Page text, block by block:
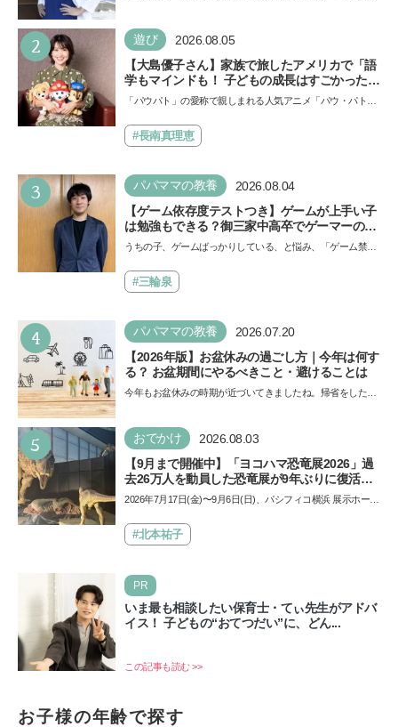
い…
2 遊び 2026.08.05
【大島優子さん】家族で旅したアメリカで「語
学もマインドも！ 子どもの成長はすごかった」
声優をつとめた映画『パウ・パトロール ザ・ダ
できると子どもに知ってほしい
「パウパト」の愛称で親しまれる人気アニメ「パウ・パトロ
ザ…#長南真理恵
3 パパママの教養 2026.08.04
【ゲーム依存度テストつき】ゲームが上手い子
は勉強もできる？御三家中高卒でゲーマーの医
師・阿部智史さんが教えるゲームしながら受験
うちの子、ゲームばっかりしている、と悩み、「ゲーム禁
も…#三輪泉
4 パパママの教養 2026.07.20
【2026年版】お盆休みの過ごし方｜今年は何す
る？ お盆期間にやるべきこと・避けることは
今年もお盆休みの時期が近づいてきましたね。帰省をした
が、…
5 おでかけ 2026.08.03
【9月まで開催中】「ヨコハマ恐竜展2026」過
去26万人を動員した恐竜展が9年ぶりに復活！
夏休みのおでかけで楽しむポイントを完全ガイ
2026年7月17日(金)〜9月6日(日)、パシフィコ横浜 展示ホール
催…#北本祐子
PR
いま最も相談したい保育士・てぃ先生がアドバ
イス！ 子どもの“おてつだい”に、どん...
この記事も読む >>
お子様の年齢で探す